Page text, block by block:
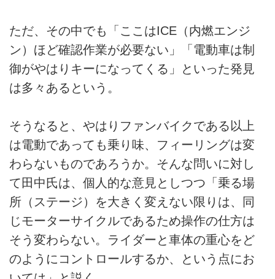
ただ、その中でも「ここはICE（内燃エンジ
ン）ほど確認作業が必要ない」「電動車は制
御がやはりキーになってくる」といった発見
は多々あるという。
そうなると、やはりファンバイクである以上
は電動であっても乗り味、フィーリングは変
わらないものであろうか。そんな問いに対し
て田中氏は、個人的な意見としつつ「乗る場
所（ステージ）を大きく変えない限りは、同
じモーターサイクルであるため操作の仕方は
そう変わらない。ライダーと車体の重心をど
のようにコントロールするか、という点にお